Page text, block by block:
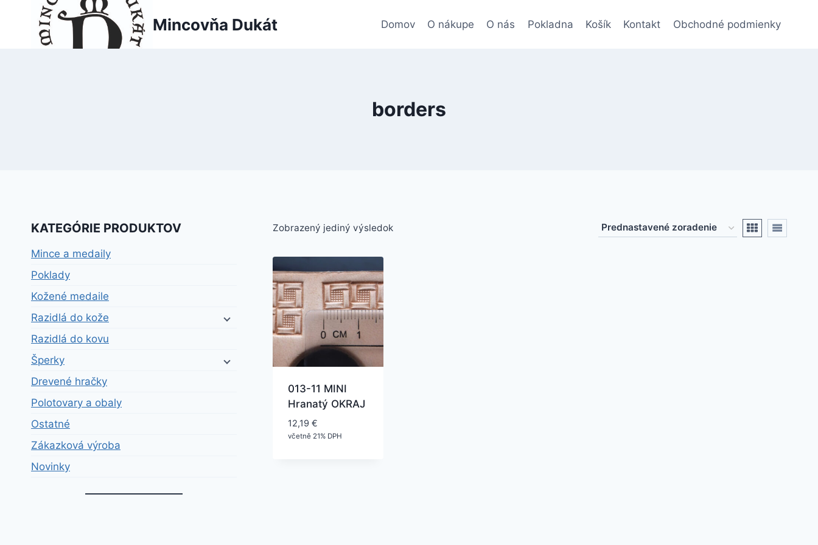
Mincovňa Dukát Domov O nákupe O nás Pokladna Košík Kontakt Obchodné podmienky
borders
Zobrazený jediný výsledok
013-11 MINI
Hranatý OKRAJ
12,19 €
včetně 21% DPH
KATEGÓRIE PRODUKTOV
Mince a medaily
Poklady
Kožené medaile
Razidlá do kože
Razidlá do kovu
Šperky
Drevené hračky
Polotovary a obaly
Ostatné
Zákazková výroba
Novinky